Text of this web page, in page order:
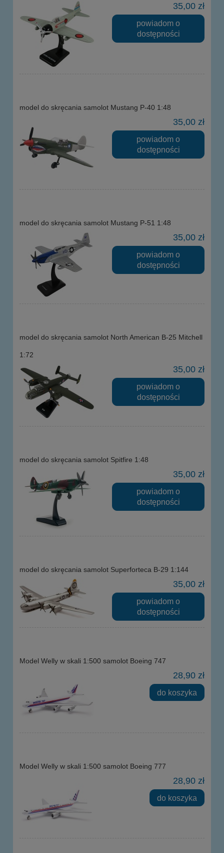
35,00 zł
powiadom o
dostępności
model do skręcania samolot Mustang P-40 1:48
35,00 zł
powiadom o
dostępności
model do skręcania samolot Mustang P-51 1:48
35,00 zł
powiadom o
dostępności
model do skręcania samolot North American B-25 Mitchell
1:72
35,00 zł
powiadom o
dostępności
model do skręcania samolot Spitfire 1:48
35,00 zł
powiadom o
dostępności
model do skręcania samolot Superforteca B-29 1:144
35,00 zł
powiadom o
dostępności
Model Welly w skali 1:500 samolot Boeing 747
28,90 zł
do koszyka
Model Welly w skali 1:500 samolot Boeing 777
28,90 zł
do koszyka